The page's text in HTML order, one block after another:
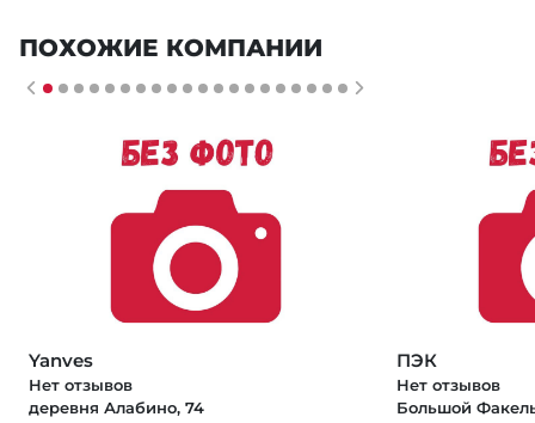
ПОХОЖИЕ КОМПАНИИ
Yanves
Нет отзывов
деревня Алабино, 74
ПЭК
Нет отзывов
Большой